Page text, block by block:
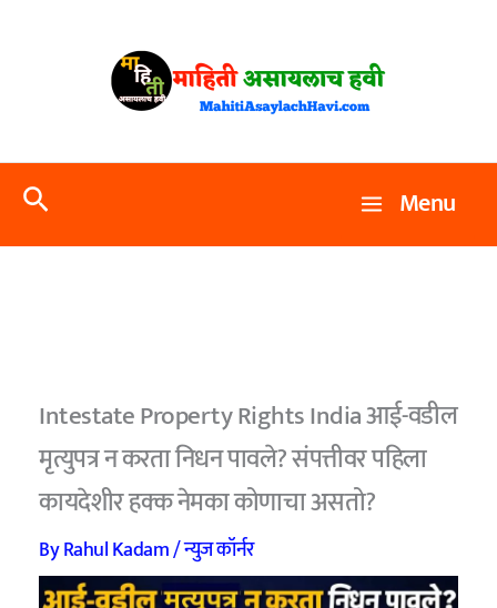
Search Menu
Intestate Property Rights India आई-वडील
मृत्युपत्र न करता निधन पावले? संपत्तीवर पहिला
कायदेशीर हक्क नेमका कोणाचा असतो?
ByRahul Kadam/न्युज कॉर्नर